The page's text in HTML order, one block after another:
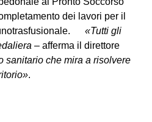
dei lavori per il
«Tutti gli
– afferma il direttore
sanitario che mira a risolvere
.